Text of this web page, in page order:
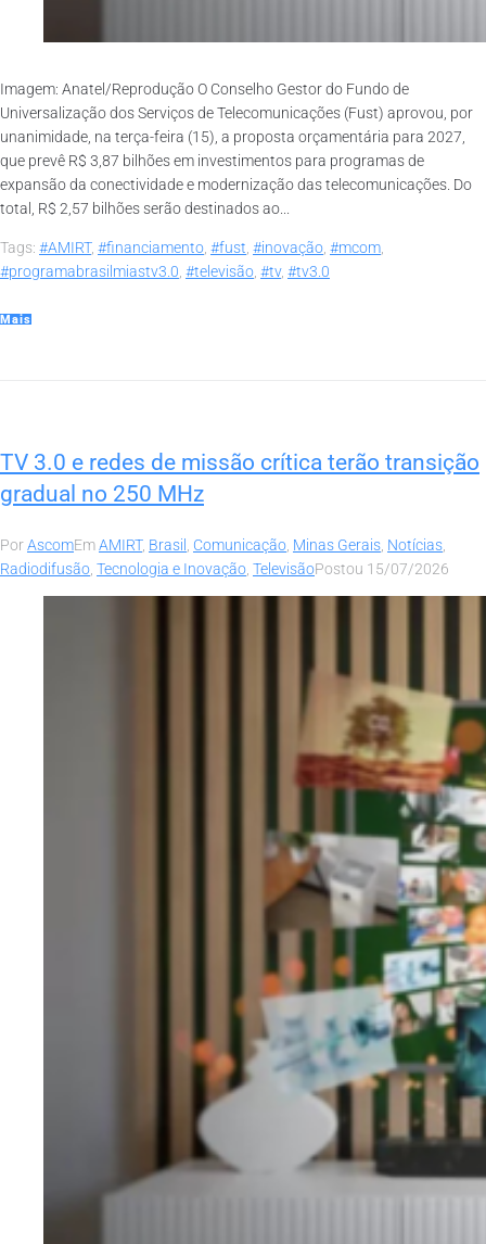
Imagem: Anatel/Reprodução O Conselho Gestor do Fundo de
Universalização dos Serviços de Telecomunicações (Fust) aprovou, por
unanimidade, na terça-feira (15), a proposta orçamentária para 2027,
que prevê R$ 3,87 bilhões em investimentos para programas de
expansão da conectividade e modernização das telecomunicações. Do
total, R$ 2,57 bilhões serão destinados ao...
Tags: #AMIRT, #financiamento, #fust, #inovação, #mcom,
#programabrasilmiastv3.0, #televisão, #tv, #tv3.0
Mais
TV 3.0 e redes de missão crítica terão transição
gradual no 250 MHz
PorAscomEmAMIRT, Brasil , Comunicação, Minas Gerais, Notícias,
Radiodifusão, Tecnologia e Inovação, TelevisãoPostou 15/07/2026